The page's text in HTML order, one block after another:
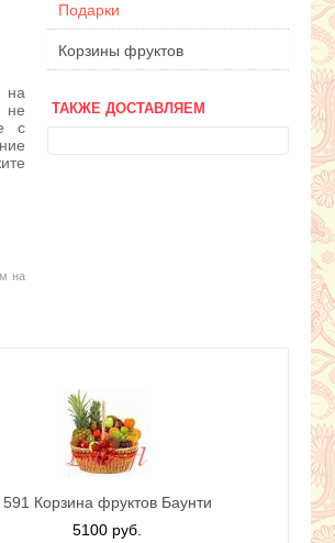
на
не
с
на
Подарки
Корзины фруктов
ТАКЖЕ ДОСТАВЛЯЕМ
591 Корзина фруктов Баунти
5100 руб.